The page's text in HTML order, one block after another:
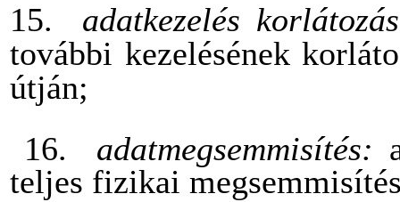
15.
adatkezelés
további kezelésének
útján;
16.
adatmegsemmisítés:
teljes fizikai